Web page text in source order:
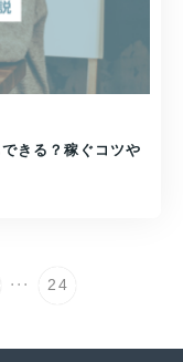
きる？稼ぐコツや
... 24